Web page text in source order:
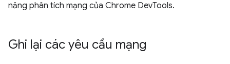
năng phân tích mạng của Chrome DevTools.
Ghi lại các yêu cầu mạng